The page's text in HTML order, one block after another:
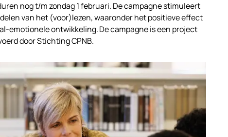
nog t/m zondag 1 februari. De campagne stimuleert
van het (voor)lezen, waaronder het positieve effect
emotionele ontwikkeling. De campagne is een project
door Stichting CPNB.